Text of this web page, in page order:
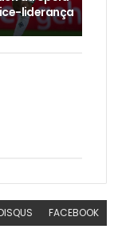
liderança
FACEBOOK